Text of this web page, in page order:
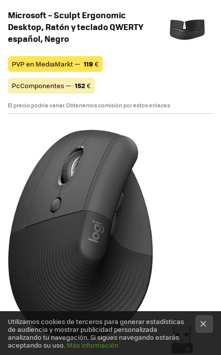
Microsoft – Sculpt Ergonomic
Desktop, Ratón y teclado QWERTY
español, Negro
PVP en MediaMarkt — 119 €
PcComponentes — 152 €
El precio podría variar. Obtenemos comisión por estos enlaces
Utilizamos cookies de terceros para generar estadísticas
de audiencia y mostrar publicidad personalizada
analizando tu navegación. Si sigues navegando estarás
aceptando su uso. Más información